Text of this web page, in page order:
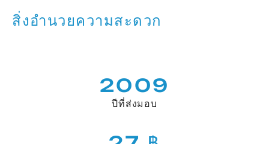
สิ่งอำนวยความสะดวก
2009
ปีที่ส่งมอบ